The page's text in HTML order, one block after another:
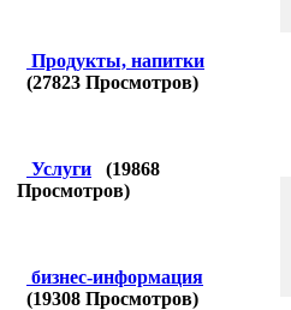
Продукты, напитки
(27823 Просмотров)
Услуги (19868
Просмотров)
бизнес-информация
(19308 Просмотров)